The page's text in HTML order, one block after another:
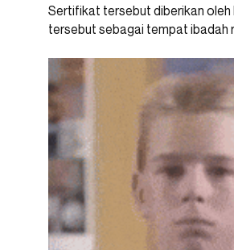
Sertifikat tersebut diberikan oleh
tersebut sebagai tempat ibadah